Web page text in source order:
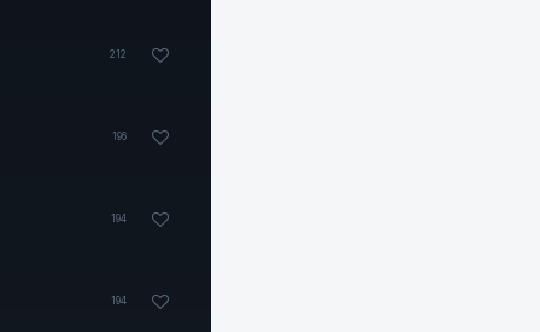
212
196
194
194